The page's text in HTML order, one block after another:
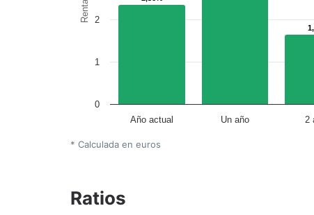
Año actual Un año 2
0
1
2
* Calculada en euros
Ratios